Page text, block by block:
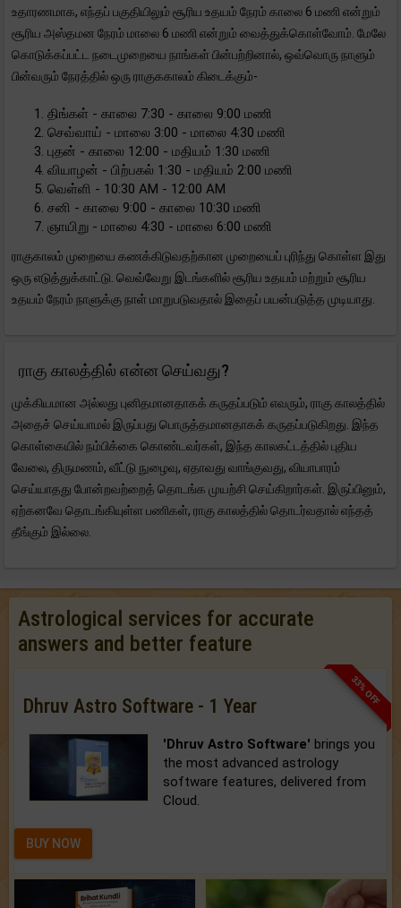
உதாரணமாக, எந்தப் பகுதியிலும் சூரிய உதயம் நேரம் காலை 6 மணி என்றும்
சூரிய அஸ்தமன நேரம் மாலை 6 மணி என்றும் வைத்துக்கொள்வோம். மேலே
கொடுக்கப்பட்ட நடைமுறையை நாங்கள் பின்பற்றினால், ஒவ்வொரு நாளும்
பின்வரும் நேரத்தில் ஒரு ராகுககாலம் கிடைக்கும்-
திங்கள் - காலை 7:30 - காலை 9:00 மணி
செவ்வாய் - மாலை 3:00 - மாலை 4:30 மணி
புதன் - காலை 12:00 - மதியம் 1:30 மணி
வியாழன் - பிற்பகல் 1:30 - மதியம் 2:00 மணி
வெள்ளி - 10:30 AM - 12:00 AM
சனி - காலை 9:00 - காலை 10:30 மணி
ஞாயிறு - மாலை 4:30 - மாலை 6:00 மணி
ராகுகாலம் முறையை கணக்கிடுவதற்கான முறையைப் புரிந்து கொள்ள இது
ஒரு எடுத்துக்காட்டு. வெவ்வேறு இடங்களில் சூரிய உதயம் மற்றும் சூரிய
உதயம் நேரம் நாளுக்கு நாள் மாறுபடுவதால் இதைப் பயன்படுத்த முடியாது.
ராகு காலத்தில் என்ன செய்வது?
முக்கியமான அல்லது புனிதமானதாகக் கருதப்படும் எவரும், ராகு காலத்தில்
அதைச் செய்யாமல் இருப்பது பொருத்தமானதாகக் கருதப்படுகிறது. இந்த
கொள்கையில் நம்பிக்கை கொண்டவர்கள், இந்த காலகட்டத்தில் புதிய
வேலை, திருமணம், வீட்டு நுழைவு, ஏதாவது வாங்குவது, வியாபாரம்
செய்யாதது போன்றவற்றைத் தொடங்க முயற்சி செய்கிறார்கள். இருப்பினும்,
ஏற்கனவே தொடங்கியுள்ள பணிகள், ராகு காலத்தில் தொடர்வதால் எந்தத்
தீங்கும் இல்லை.
Astrological services for accurate
answers and better feature
33% OFF
Dhruv Astro Software - 1 Year
'Dhruv Astro Software' brings you
the most advanced astrology
software features, delivered from
Cloud.
BUY NOW